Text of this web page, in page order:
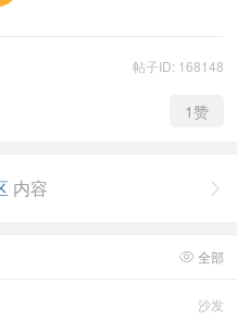
帖子ID: 168148
1赞

内容
 全部
沙发